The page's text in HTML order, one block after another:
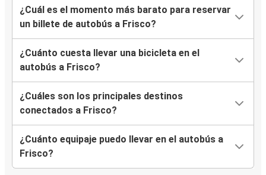
¿Cuál es el momento más barato para reservar
un billete de autobús a Frisco?
¿Cuánto cuesta llevar una bicicleta en el
autobús a Frisco?
¿Cuáles son los principales destinos
conectados a Frisco?
¿Cuánto equipaje puedo llevar en el autobús a
Frisco?